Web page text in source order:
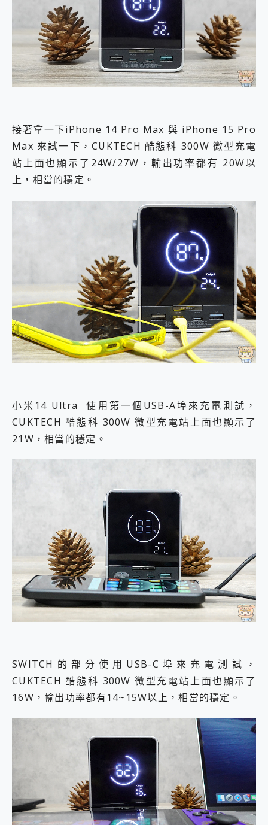
接著拿一下iPhone 14 Pro Max 與 iPhone 15 Pro
Max 來試一下，CUKTECH 酷態科 300W 微型充電
站上面也顯示了24W/27W，輸出功率都有 20W以
上，相當的穩定。
小米14 Ultra 使用第一個USB-A埠來充電測試，
CUKTECH 酷態科 300W 微型充電站上面也顯示了
21W，相當的穩定。
SWITCH的部分使用USB-C埠來充電測試，
CUKTECH 酷態科 300W 微型充電站上面也顯示了
16W，輸出功率都有14~15W以上，相當的穩定。